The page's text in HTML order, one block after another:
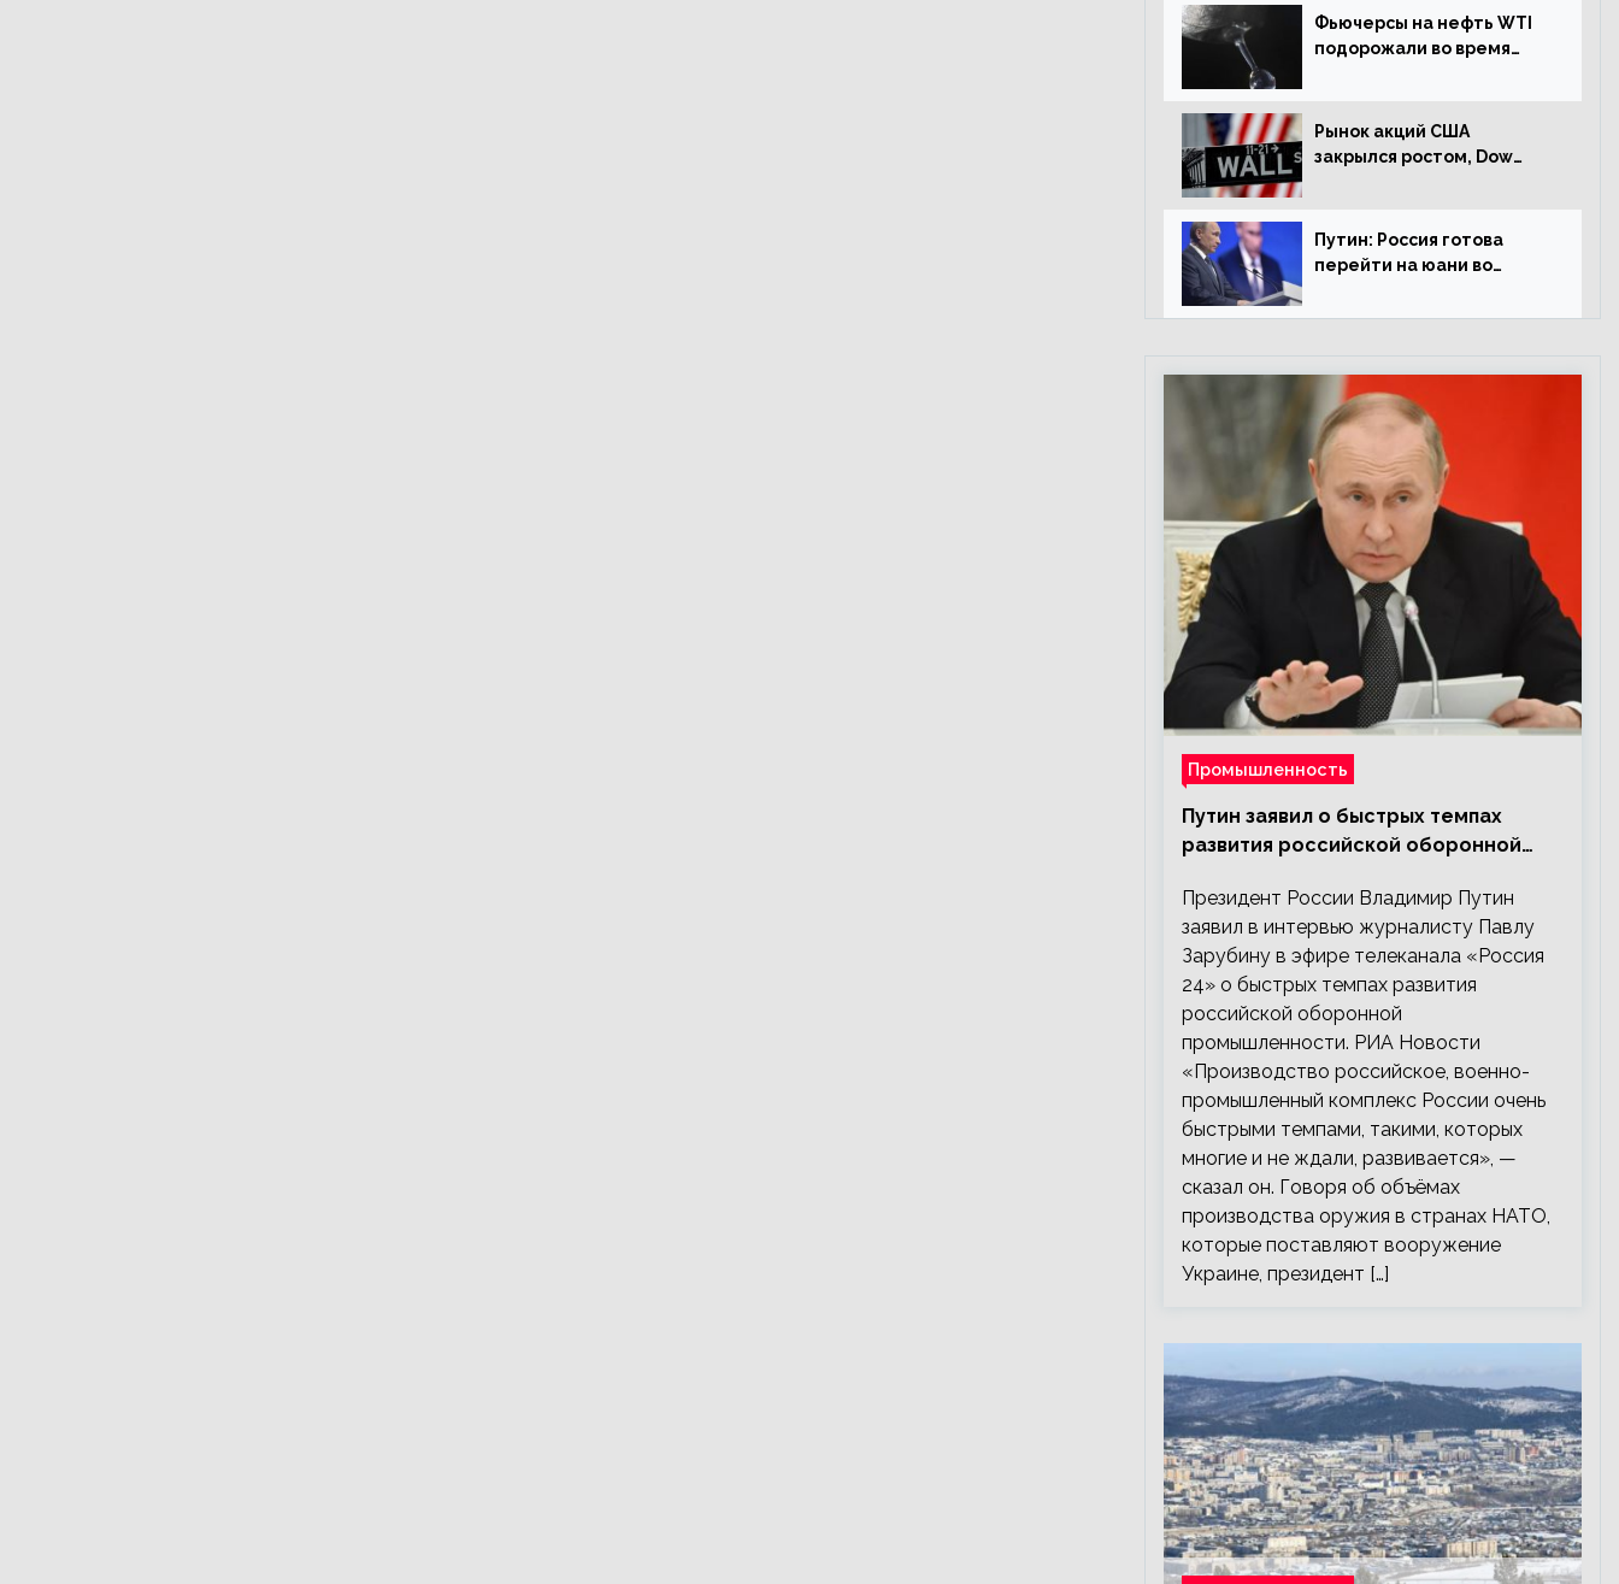
Фьючерсы на нефть WTI
подорожали во время
Рынок акций США
закрылся ростом, Dow
Путин: Россия готова
перейти на юани во
Промышленность
Путин заявил о быстрых темпах
развития российской оборонной
Президент России Владимир Путин
заявил в интервью журналисту Павлу
Зарубину в эфире телеканала «Россия
24» о быстрых темпах развития
российской оборонной
промышленности. РИА Новости
«Производство российское, военно-
промышленный комплекс России очень
быстрыми темпами, такими, которых
многие и не ждали, развивается», —
сказал он. Говоря об объёмах
производства оружия в странах НАТО,
которые поставляют вооружение
Украине, президент […]